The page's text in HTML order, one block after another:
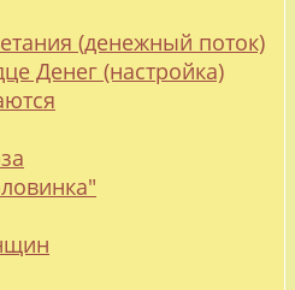
(денежный поток)
Денег (настройка)